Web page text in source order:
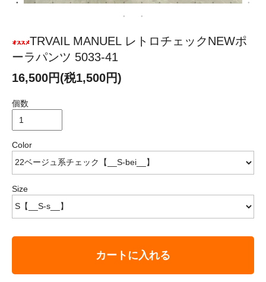
TRVAIL MANUEL レトロチェックNEWポ
ーラパンツ 5033-41
16,500円(税1,500円)
個数
Color
Size
カートに入れる